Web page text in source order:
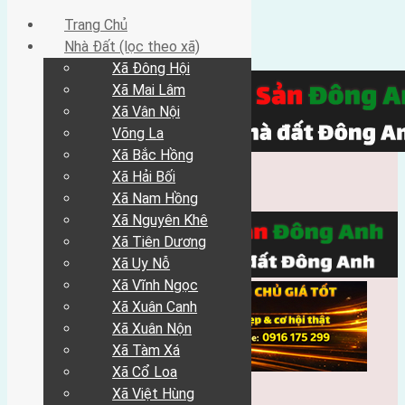
Trang Chủ
Trang Chủ
Nhà Đất (lọc theo xã)
Xã Đông Hội
Xã Mai Lâm
Xã Vân Nội
Võng La
Xã Bắc Hồng
Xã Hải Bối
Xã Nam Hồng
Xã Nguyên Khê
Xã Tiên Dương
Xã Uy Nỗ
Xã Vĩnh Ngọc
Xã Xuân Canh
Xã Xuân Nộn
Xã Tàm Xá
Xã Cổ Loa
Xã Việt Hùng